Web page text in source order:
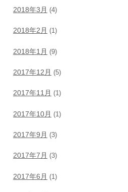
2018年3月 (4)
2018年2月 (1)
2018年1月 (9)
2017年12月 (5)
2017年11月 (1)
2017年10月 (1)
2017年9月 (3)
2017年7月 (3)
2017年6月 (1)